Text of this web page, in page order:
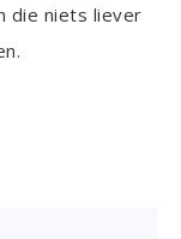
die niets liever